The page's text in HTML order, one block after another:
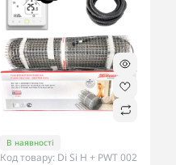
В наявності
Код товару: Di Si H + PWT 002